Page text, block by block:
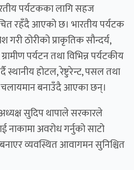
पर्यटकका लागि सहज
रहँदै आएको छ। भारतीय पर्यटक
गरी ठोरीको प्राकृतिक सौन्दर्य,
पर्यटन तथा विभिन्न पर्यटकीय
होटल, रेष्टुरेन्ट, पसल तथा
चलायमान बनाउँदै आएका छन्।
सुदिप थापाले सरकारले
नाकामा अवरोध गर्नुको साटो
व्यवस्थित आवागमन सुनिश्चित